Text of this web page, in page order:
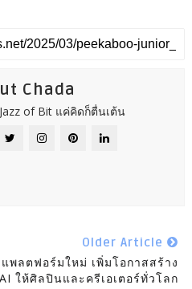
Chada
of Bit แค่คิดก็ตื่นเต้น
Older Article
พลตฟอร์มใหม่ เพิ่มโอกาสสร้าง
ให้ศิลปินและครีเอเตอร์ทั่วโลก